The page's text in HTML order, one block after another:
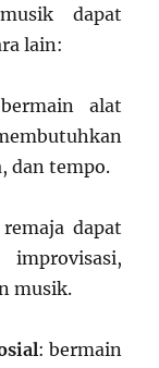
dapat
lain:
alat
dan tempo.
dapat
musik.
: bermain